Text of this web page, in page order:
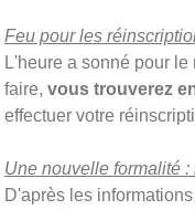
Feu pour les
L'heure a sonné pour
faire, vous trouverez
effectuer votre
Une nouvelle formalité
D'après les